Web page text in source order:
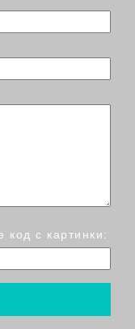
код с картинки: